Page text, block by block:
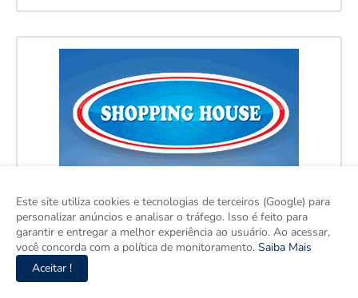
Este site utiliza cookies e tecnologias de terceiros (Google) para
personalizar anúncios e analisar o tráfego. Isso é feito para
garantir e entregar a melhor experiência ao usuário. Ao acessar,
você concorda com a política de monitoramento. Saiba Mais
Aceitar !